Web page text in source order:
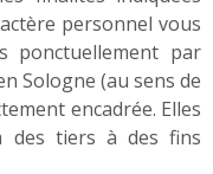
personnel vous
ponctuellement par
Sologne (au sens de
encadrée. Elles
des tiers à des fins